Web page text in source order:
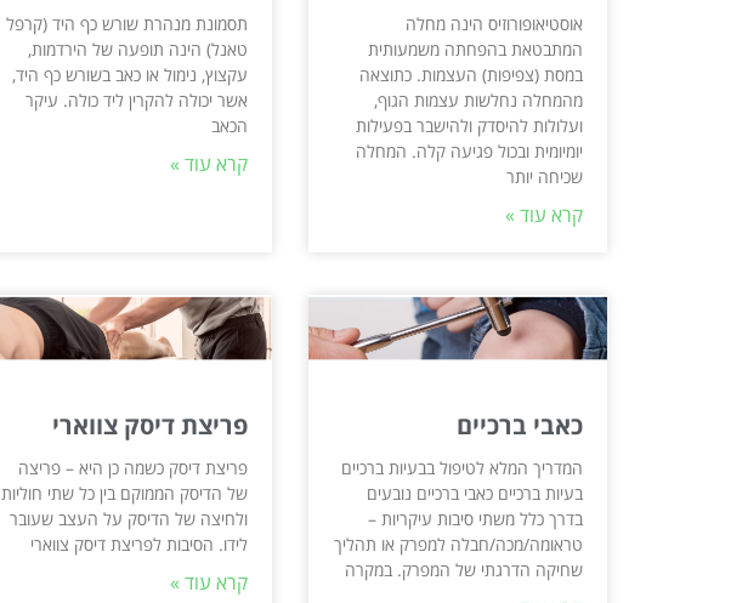
אוסטיאופורוזיס הינה מחלה
המתבטאת בהפחתה משמעותית
במסת (צפיפות) העצמות. כתוצאה
מהמחלה נחלשות עצמות הגוף,
ועלולות להיסדק ולהישבר בפעילות
יומיומית ובכול פגיעה קלה. המחלה
שכיחה יותר
קרא עוד »
תסמונת מנהרת שורש כף היד (קרפל
טאנל) הינה תופעה של הירדמות,
עקצוץ, נימול או כאב בשורש כף היד,
אשר יכולה להקרין ליד כולה. עיקר
הכאב
קרא עוד »
כאבי ברכיים
המדריך המלא לטיפול בבעיות ברכיים
בעיות ברכיים כאבי ברכיים נובעים
בדרך כלל משתי סיבות עיקריות –
טראומה/מכה/חבלה למפרק או תהליך
שחיקה הדרגתי של המפרק. במקרה
פריצת דיסק צווארי
פריצת דיסק כשמה כן היא – פריצה
של הדיסק הממוקם בין כל שתי חוליות
ולחיצה של הדיסק על העצב שעובר
לידו. הסיבות לפריצת דיסק צווארי
קרא עוד »